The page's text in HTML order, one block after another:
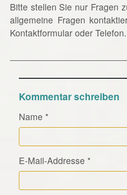
Bitte stellen Sie nur Fragen
allgemeine Fragen
Kontaktformular oder
Kommentar schreiben
Name *
E-Mail-Addresse *